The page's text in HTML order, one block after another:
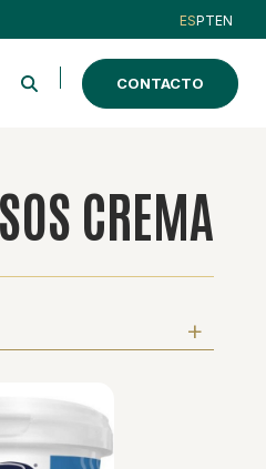
ESPTEN
CONTACTO
CREMA